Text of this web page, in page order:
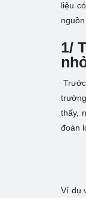
liệu
1/
thấy,
đoàn
Ví dụ